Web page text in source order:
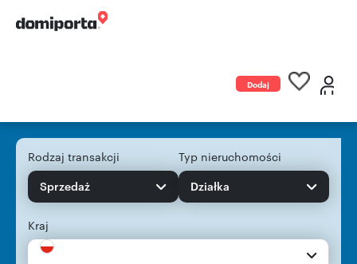
Dodaj
Rodzaj transakcji
Sprzedaż
Typ nieruchomości
Działka
Kraj